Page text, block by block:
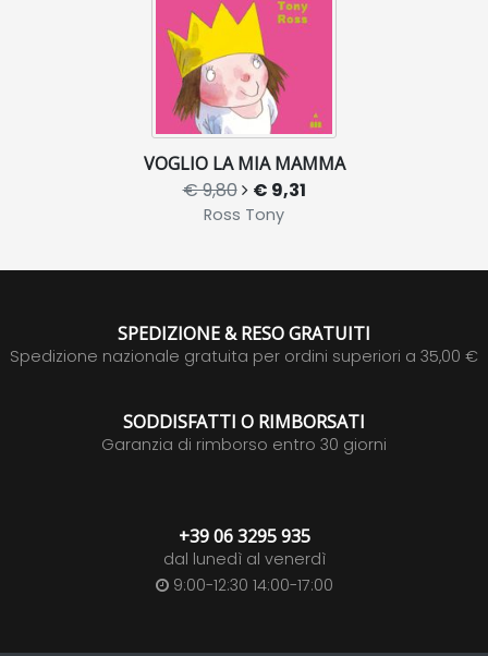
VOGLIO LA MIA MAMMA
€ 9,80 € 9,31
Ross Tony
SPEDIZIONE & RESO GRATUITI
Spedizione nazionale gratuita per ordini superiori a 35,00 €
SODDISFATTI O RIMBORSATI
Garanzia di rimborso entro 30 giorni
+39 06 3295 935
dal lunedì al venerdì
9:00-12:30 14:00-17:00